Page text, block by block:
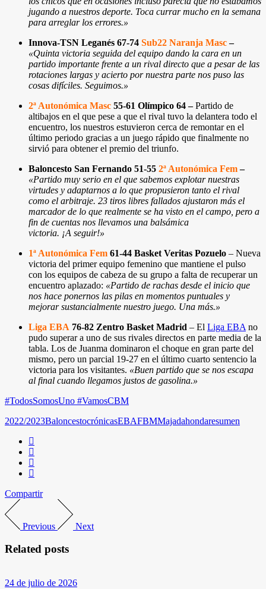
jugando a nuestros deporte. Toca currar mucho en la semana
para arreglar los errores.»
Innova-TSN Leganés 67-74 Sub22 Naranja Masc–
«Quinta victoria seguida del equipo dando la cara en un
partido importante frente a un rival directo que a pesar de las
rotaciones largas y acierto por nuestra parte nos puso las
cosas difíciles. Seguimos.»
2ª Autonómica Masc 55-61 Olímpico 64 –Partido de
altibajos en el que pese a que el rival tuvo la delantera todo el
encuentro, los nuestros estuvieron cerca de remontar en el
último periodo gracias a un juego rápido que finalmente no
sirvió para obtener el premio del triunfo.
Baloncesto San Fernando 51-55 2ª Autonómica Fem–
«Partido muy serio en el que sabemos explotar nuestras
virtudes y adaptarnos a lo que propusieron tanto el rival
como el arbitraje. 23 tiros libres fallados ajustaron más el
marcador de lo que realmente se ha visto en el campo, pero a
fin de cuentas nos llevamos una balsámica
victoria. ¡A seguir!»
1ª Autonómica Fem 61-44 Basket Veritas Pozuelo – Nueva
victoria del primer equipo femenino que mantiene el pulso
con los equipos de cabeza de su grupo a falta de recuperar un
encuentro aplazado: «Partido de rachas desde el inicio que
nos hace ponernos las pilas en momentos puntuales y
mejorar sustancialmente nuestro juego. Una más.»
Liga EBA 76-82 Zentro Basket Madrid – El Liga EBA no
pudo superar a uno de sus rivales directos en parte media de la
tabla. Los de Juanma dominaron el choque en gran parte del
mismo, pero un parcial 19-27 en el último cuarto sentencio la
victoria para los visitantes. «Buen partido que se nos escapa
al final cuando llegamos justos de gasolina.»
#TodosSomosUno #VamosCBM
2022/2023BaloncestocrónicasEBAFBMMajadahondaresumen
Compartir
Previous Next
Related posts
24 de julio de 2026